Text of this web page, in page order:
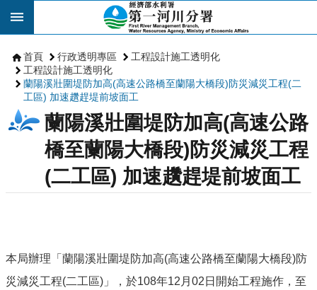
跳到主要內容區塊
首頁 行政透明專區
工程設計施工透明化
工程設計施工透明化
蘭陽溪壯圍堤防加高(高速公路橋至蘭陽大橋段)防災減災工程(二
工區) 加速趲趕堤前坡面工
蘭陽溪壯圍堤防加高(高速公路
橋至蘭陽大橋段)防災減災工程
(二工區) 加速趲趕堤前坡面工
本局辦理「蘭陽溪壯圍堤防加高(高速公路橋至蘭陽大橋段)防
災減災工程(二工區)」，於108年12月02日開始工程施作，至